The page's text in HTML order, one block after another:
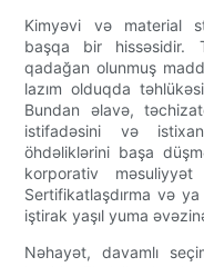
Kimyəvi və material
başqa bir hissəsidir.
qadağan olunmuş
lazım olduqda
Bundan əlavə,
istifadəsini və
öhdəliklərini başa
korporativ
Sertifikatlaşdırma və
iştirak yaşıl yuma
Nəhayət, davamlı